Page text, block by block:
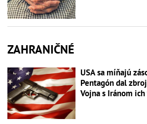
ZAHRANIČNÉ
USA sa míňajú
Pentagón dal
Vojna s Iránom